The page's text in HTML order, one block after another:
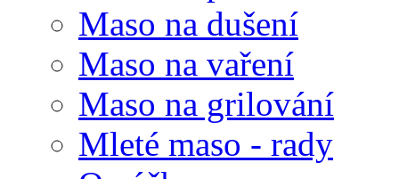
Maso na dušení
Maso na vaření
Maso na grilování
Mleté maso - rady